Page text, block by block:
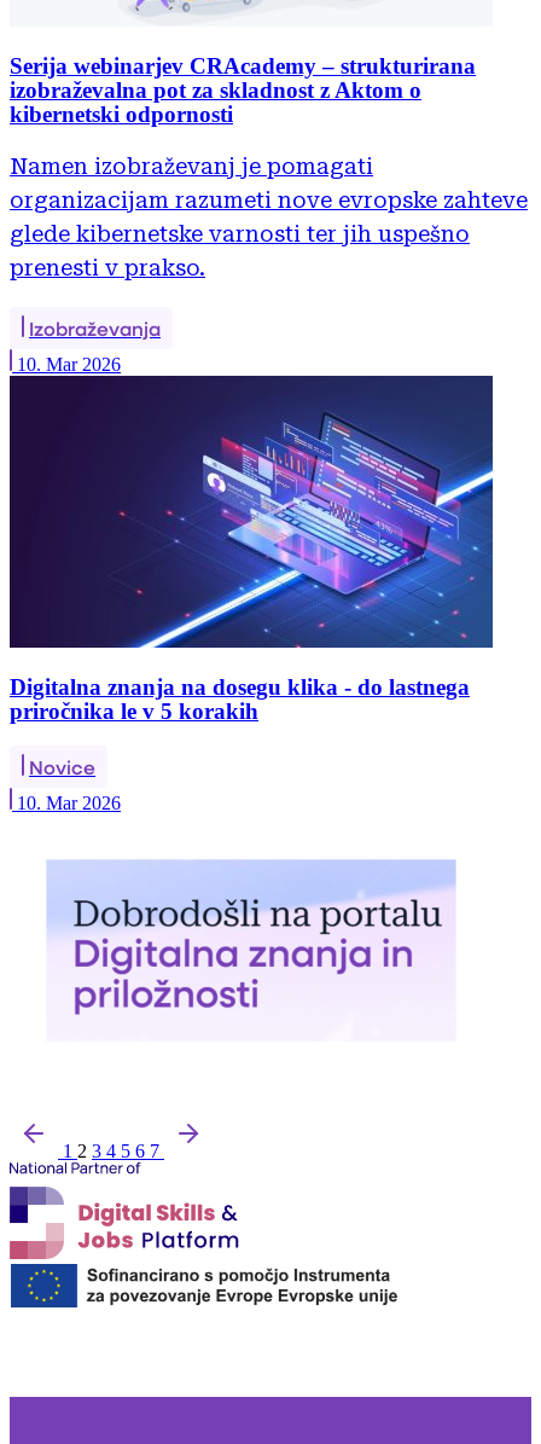
Serija webinarjev CRAcademy – strukturirana
izobraževalna pot za skladnost z Aktom o
kibernetski odpornosti
Namen izobraževanj je pomagati
organizacijam razumeti nove evropske zahteve
glede kibernetske varnosti ter jih uspešno
prenesti v prakso.
Izobraževanja
10. Mar 2026
Digitalna znanja na dosegu klika - do lastnega
priročnika le v 5 korakih
Novice
10. Mar 2026
1 2 3 4 5 6 7